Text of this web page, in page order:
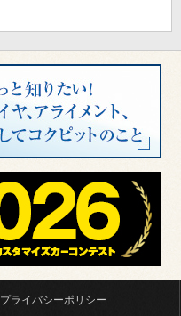
プライバシーポリシー